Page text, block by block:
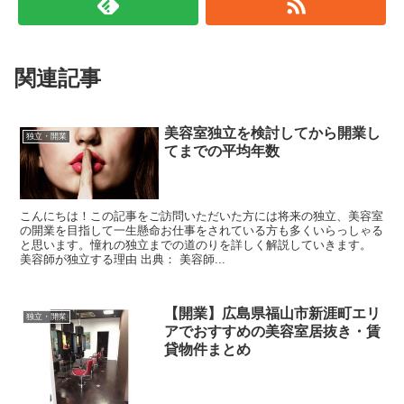
関連記事
独立・開業
美容室独立を検討してから開業し
てまでの平均年数
こんにちは！この記事をご訪問いただいた方には将来の独立、美容室
の開業を目指して一生懸命お仕事をされている方も多くいらっしゃる
と思います。憧れの独立までの道のりを詳しく解説していきます。
美容師が独立する理由 出典： 美容師...
独立・開業
【開業】広島県福山市新涯町エリ
アでおすすめの美容室居抜き・賃
貸物件まとめ